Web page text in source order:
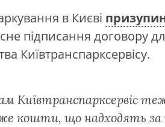
в Києві
підписання договору
Київтранспарксервісу.
Київтранспарксервіс
кошти, що надходять за